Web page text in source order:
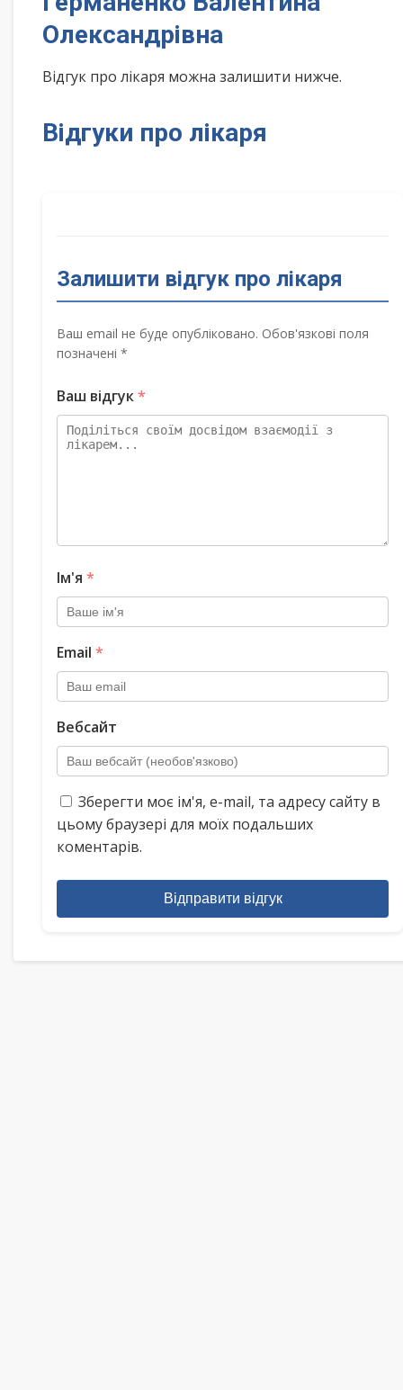
Олександрівна
Відгук про лікаря можна залишити нижче.
Відгуки про лікаря
Залишити відгук про лікаря
Ваш email не буде опубліковано. Обов'язкові поля
позначені *
Ваш відгук*
Ім'я *
Email *
Вебсайт
Зберегти моє ім'я, e-mail, та адресу сайту в
цьому браузері для моїх подальших
коментарів.
Відправити відгук